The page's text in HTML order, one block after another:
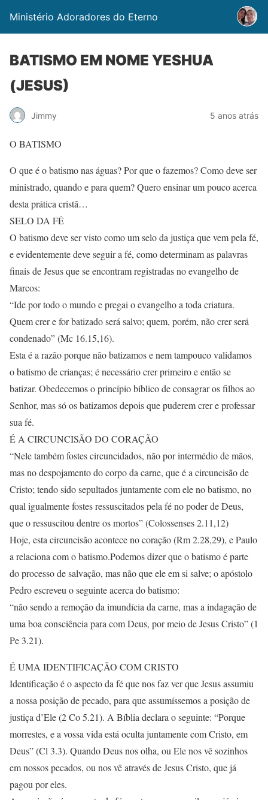
Ministério Adoradores do Eterno
BATISMO EM NOME YESHUA
(JESUS)
Jimmy 5 anos atrás
O BATISMO
O que é o batismo nas águas? Por que o fazemos? Como deve ser
ministrado, quando e para quem? Quero ensinar um pouco acerca
desta prática cristã…
SELO DA FÉ
O batismo deve ser visto como um selo da justiça que vem pela fé,
e evidentemente deve seguir a fé, como determinam as palavras
finais de Jesus que se encontram registradas no evangelho de
Marcos:
“Ide por todo o mundo e pregai o evangelho a toda criatura.
Quem crer e for batizado será salvo; quem, porém, não crer será
condenado” (Mc 16.15,16).
Esta é a razão porque não batizamos e nem tampouco validamos
o batismo de crianças; é necessário crer primeiro e então se
batizar. Obedecemos o princípio bíblico de consagrar os filhos ao
Senhor, mas só os batizamos depois que puderem crer e professar
sua fé.
É A CIRCUNCISÃO DO CORAÇÃO
“Nele também fostes circuncidados, não por intermédio de mãos,
mas no despojamento do corpo da carne, que é a circuncisão de
Cristo; tendo sido sepultados juntamente com ele no batismo, no
qual igualmente fostes ressuscitados pela fé no poder de Deus,
que o ressuscitou dentre os mortos” (Colossenses 2.11,12)
Hoje, esta circuncisão acontece no coração (Rm 2.28,29), e Paulo
a relaciona com o batismo.Podemos dizer que o batismo é parte
do processo de salvação, mas não que ele em si salve; o apóstolo
Pedro escreveu o seguinte acerca do batismo:
“não sendo a remoção da imundícia da carne, mas a indagação de
uma boa consciência para com Deus, por meio de Jesus Cristo” (1
Pe 3.21).
É UMA IDENTIFICAÇÃO COM CRISTO
Identificação é o aspecto da fé que nos faz ver que Jesus assumiu
a nossa posição de pecado, para que assumíssemos a posição de
justiça d’Ele (2 Co 5.21). A Bíblia declara o seguinte: “Porque
morrestes, e a vossa vida está oculta juntamente com Cristo, em
Deus” (Cl 3.3). Quando Deus nos olha, ou Ele nos vê sozinhos
em nossos pecados, ou nos vê através de Jesus Cristo, que já
pagou por eles.